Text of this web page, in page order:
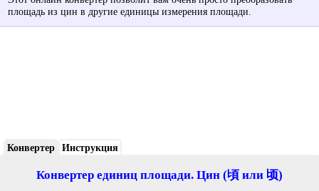
площадь из цин в другие единицы измерения площади.
Конвертер Инструкция
Конвертер единиц площади. Цин (頃 или 顷)